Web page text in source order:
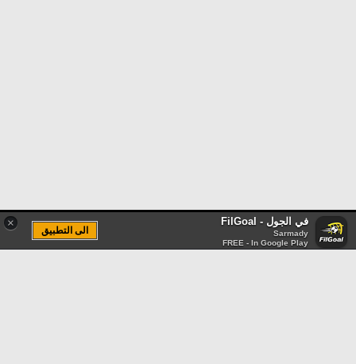
× في الجول - FilGoal
Sarmady
FREE - In Google Play
الى التطبيق